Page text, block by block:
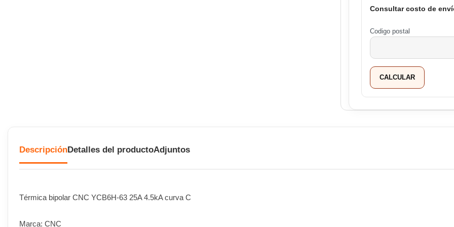
Consultar costo de
Codigo postal
CALCULAR
DescripciónDetalles del productoAdjuntos
Térmica bipolar CNC YCB6H-63 25A 4.5kA curva C
Marca: CNC